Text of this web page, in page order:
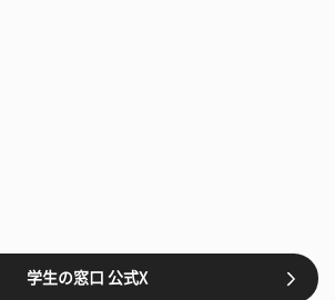
学生の窓口 公式X